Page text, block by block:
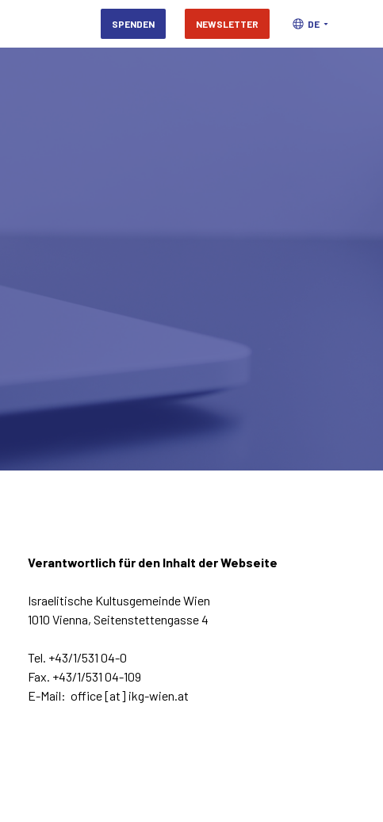
SPENDEN NEWSLETTER DE
Verantwortlich für den Inhalt der Webseite
Israelitische Kultusgemeinde Wien
1010 Vienna, Seitenstettengasse 4
Tel. +43/1/531 04-0
Fax. +43/1/531 04-109
E-Mail: office [at] ikg-wien.at